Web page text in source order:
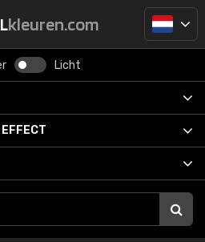
kleuren.com
Licht
EFFECT